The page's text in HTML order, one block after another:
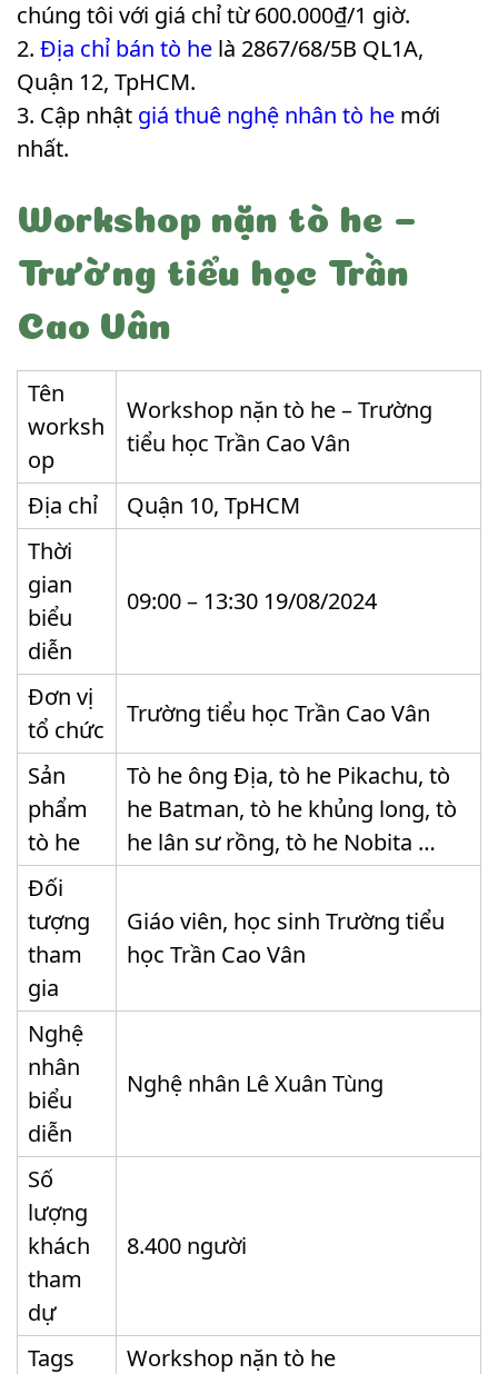
chúng tôi với giá chỉ từ 600.000₫/1 giờ.
Địa chỉ bán tò he là 2867/68/5B QL1A,
Quận 12, TpHCM.
Cập nhật giá thuê nghệ nhân tò he mới
nhất.
Workshop nặn tò he –
Trường tiểu học Trần
Cao Vân
Tên
worksh
op
Workshop nặn tò he – Trường
tiểu học Trần Cao Vân
Địa chỉ
Quận 10, TpHCM
Thời
gian
biểu
diễn
09:00 – 13:30 19/08/2024
Đơn vị
tổ chức
Trường tiểu học Trần Cao Vân
Sản
phẩm
tò he
Tò he ông Địa, tò he Pikachu, tò
he Batman, tò he khủng long, tò
he lân sư rồng, tò he Nobita …
Đối
tượng
tham
gia
Giáo viên, học sinh Trường tiểu
học Trần Cao Vân
Nghệ
nhân
biểu
diễn
Nghệ nhân Lê Xuân Tùng
Số
lượng
khách
tham
dự
8.400 người
Tags Workshop nặn tò he